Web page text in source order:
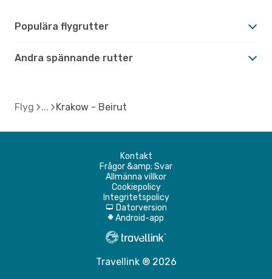
Populära flygrutter
Andra spännande rutter
Flyg Krakow - Beirut
Kontakt
Frågor &amp; Svar
Allmänna villkor
Cookiepolicy
Integritetspolicy
d Datorversion
A Android-app
Travellink ® 2026